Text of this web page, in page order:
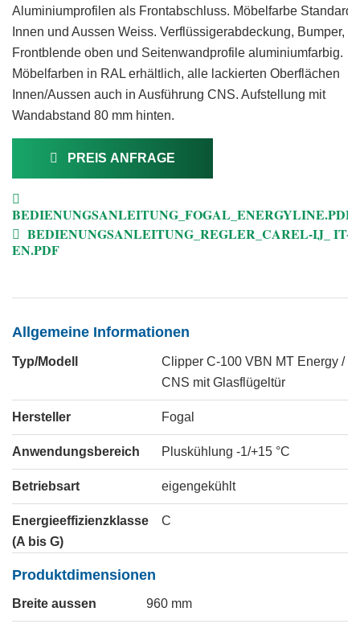
Aluminiumprofilen als Frontabschluss. Möbelfarbe Standard
Innen und Aussen Weiss. Verflüssigerabdeckung, Bumper,
Frontblende oben und Seitenwandprofile aluminiumfarbig.
Möbelfarben in RAL erhältlich, alle lackierten Oberflächen
Innen/Aussen auch in Ausführung CNS. Aufstellung mit
Wandabstand 80 mm hinten.
PREIS ANFRAGE
BEDIENUNGSANLEITUNG_FOGAL_ENERGYLINE.PDF
BEDIENUNGSANLEITUNG_REGLER_CAREL-IJ_ IT-
EN.PDF
Allgemeine Informationen
Typ/Modell
Clipper C-100 VBN MT Energy /
CNS mit Glasflügeltür
Hersteller Fogal
Anwendungsbereich Pluskühlung -1/+15 °C
Betriebsart eigengekühlt
Energieeffizienzklasse
(A bis G)
C
Produktdimensionen
Breite aussen 960 mm